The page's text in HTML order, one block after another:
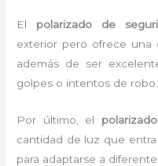
El polarizado de
exterior pero ofrece una
además de ser
golpes o intentos de robo.
Por último, el
cantidad de luz que
para adaptarse a